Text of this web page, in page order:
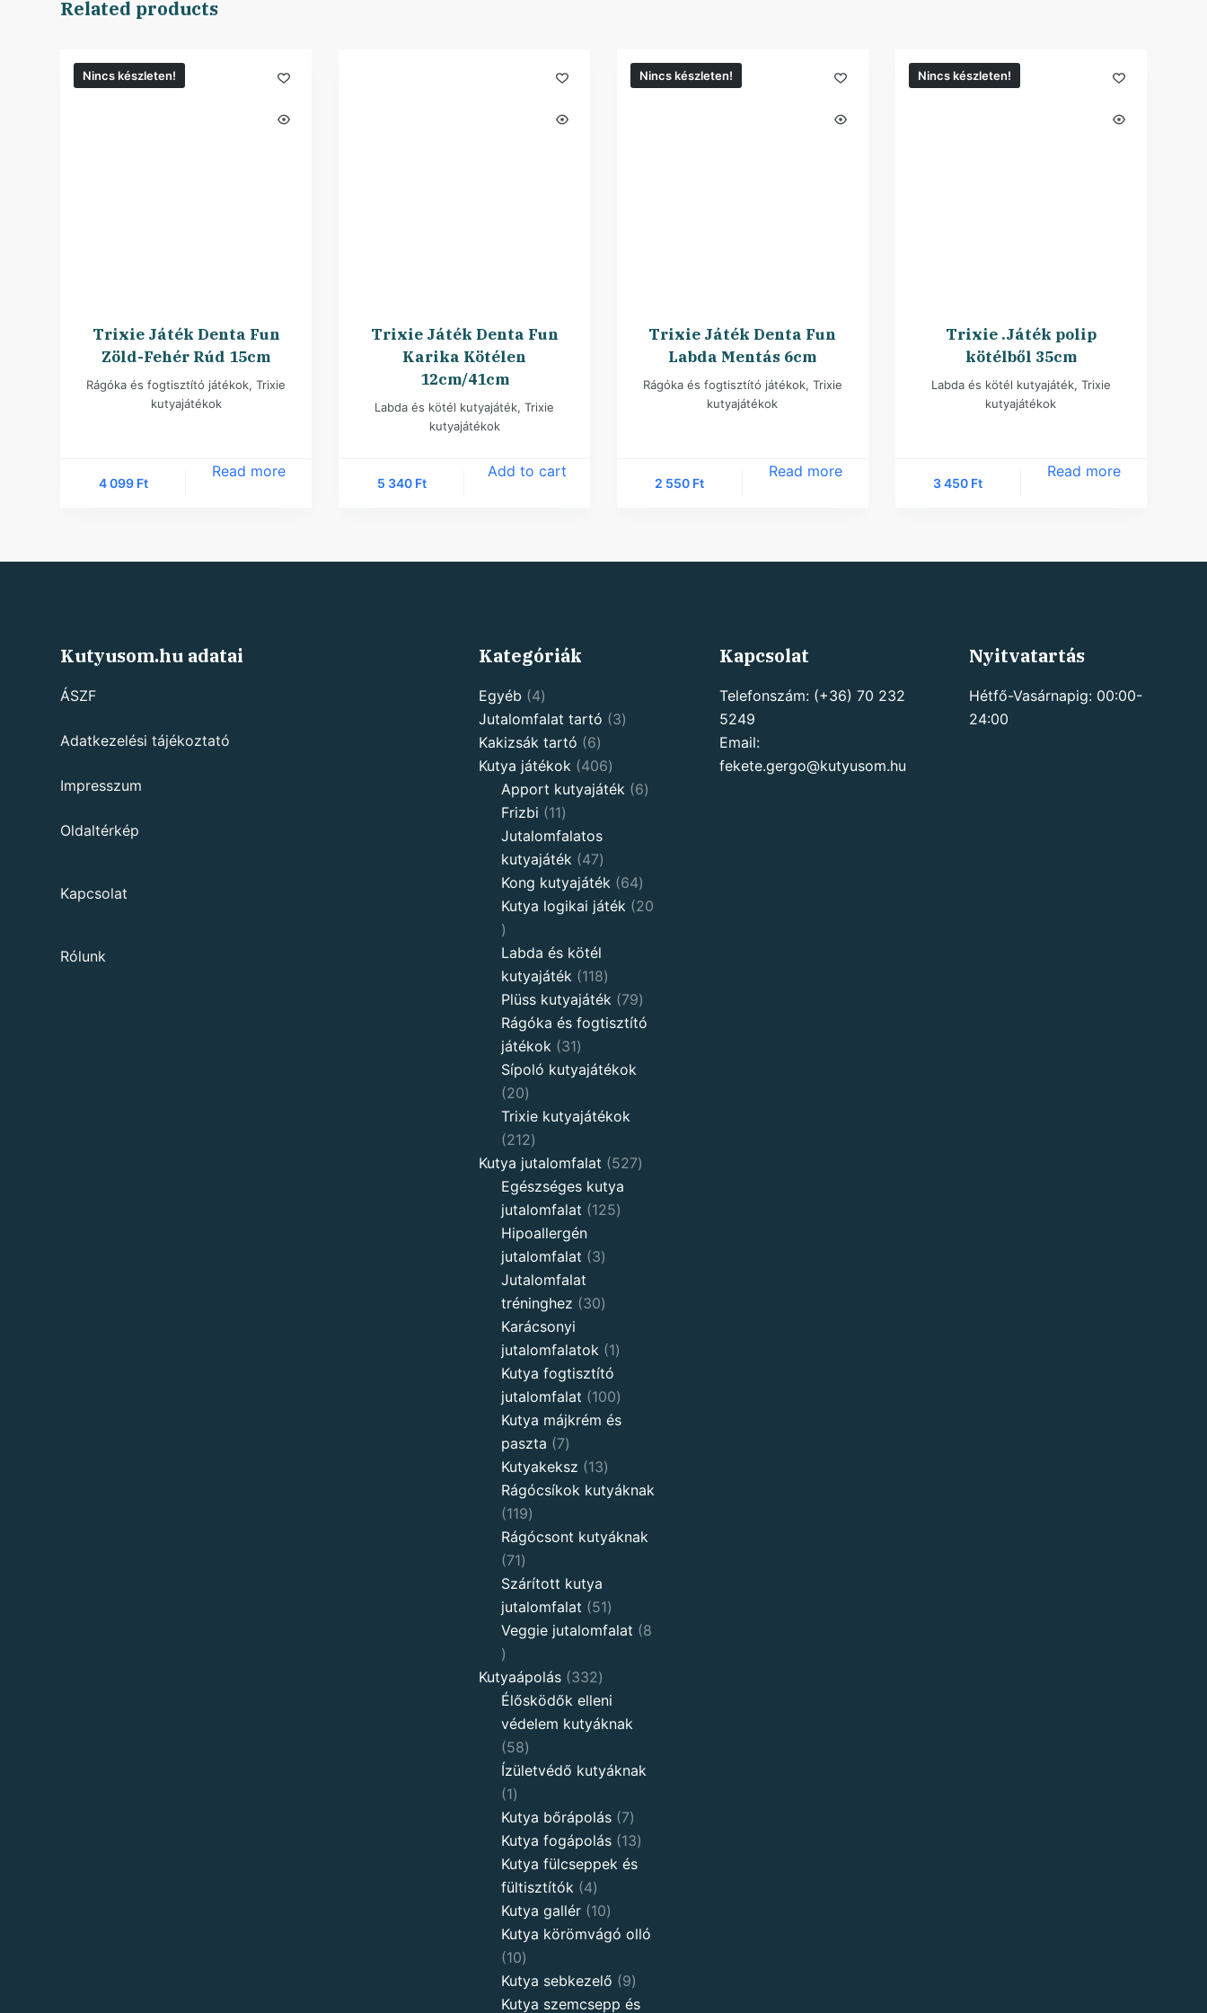
Related products
Nincs készleten!
Trixie Játék Denta Fun
Zöld-Fehér Rúd 15cm
Rágóka és fogtisztító játékok,Trixie
kutyajátékok
4 099 Ft
Read more
Trixie Játék Denta Fun
Karika Kötélen
12cm/41cm
Labda és kötél kutyajáték,Trixie
kutyajátékok
5 340 Ft
Add to cart
Nincs készleten!
Trixie Játék Denta Fun
Labda Mentás 6cm
Rágóka és fogtisztító játékok, Trixie
kutyajátékok
2 550 Ft
Read more
Nincs készleten!
Trixie .Játék polip
kötélből 35cm
Labda és kötél kutyajáték, Trixie
kutyajátékok
3 450 Ft
Read more
Kutyusom.hu adatai
ÁSZF
Adatkezelési tájékoztató
Impresszum
Oldaltérkép
Kapcsolat
Rólunk
Kategóriák
Egyéb 44
products
Jutalomfalat tartó 33
Kakizsák tartó 66
products
Kutya játékok 406406
products
Apport kutyajáték 66
Frizbi 1111
products
Jutalomfalatos
kutyajáték
4747
products
Kong kutyajáték 6464
products
Kutya logikai játék
20
20
products
Labda és kötél
kutyajáték
118118
products
Plüss kutyajáték 7979
products
Rágóka és fogtisztító
játékok
3131
products
Sípoló kutyajátékok
2020
products
Trixie kutyajátékok
212212
products
Kutya jutalomfalat 527527
Egészséges kutya
jutalomfalat
125125
Hipoallergén
jutalomfalat
33
Jutalomfalat
tréninghez
3030
Karácsonyi
jutalomfalatok
11
Kutya fogtisztító
jutalomfalat
100100
products
Kutya májkrém és
paszta
77
products
Kutyakeksz 1313
products
Rágócsíkok kutyáknak
119119
products
Rágócsont kutyáknak
7171
products
Szárított kutya
jutalomfalat
5151
products
Veggie jutalomfalat
8
8
products
Kutyaápolás 332332
products
Élősködők elleni
védelem kutyáknak
5858
products
Ízületvédő kutyáknak
11
product
Kutya bőrápolás 77
products
Kutya fogápolás 1313
products
Kutya fülcseppek és
fültisztítók
44
products
Kutya gallér 1010
products
Kutya körömvágó olló
1010
products
Kutya sebkezelő 99
products
Kutya szemcsepp és
Kapcsolat
Telefonszám: (+36) 70 232
5249
Email:
fekete.gergo@kutyusom.hu
Nyitvatartás
Hétfő-Vasárnapig: 00:00-
24:00